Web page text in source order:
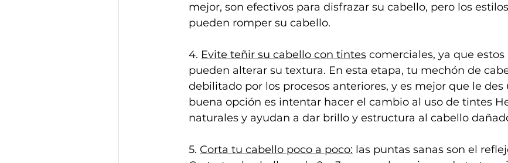
mejor, son efectivos para disfrazar su cabello, pero los
pueden romper su cabello.
4. Evite teñir su cabello con tintes comerciales, ya que
pueden alterar su textura. En esta etapa, tu mechón de
debilitado por los procesos anteriores, y es mejor que le
buena opción es intentar hacer el cambio al uso de tintes
naturales y ayudan a dar brillo y estructura al cabello
5. Corta tu cabello poco a poco: las puntas sanas son el